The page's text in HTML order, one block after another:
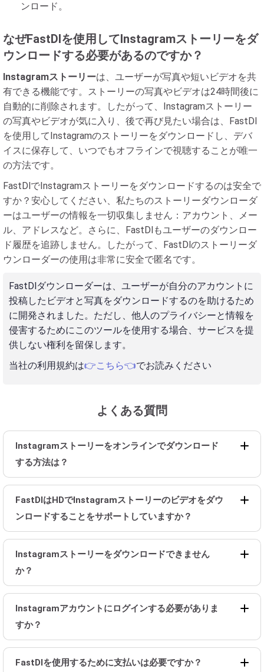
ンロード。
なぜFastDlを使用してInstagramストーリーをダ
ウンロードする必要があるのですか？
Instagramストーリーは、ユーザーが写真や短いビデオを共
有できる機能です。ストーリーの写真やビデオは24時間後に
自動的に削除されます。したがって、Instagramストーリー
の写真やビデオが気に入り、後で再び見たい場合は、FastDl
を使用してInstagramのストーリーをダウンロードし、デバ
イスに保存して、いつでもオフラインで視聴することが唯一
の方法です。
FastDlでInstagramストーリーをダウンロードするのは安全で
すか？安心してください、私たちのストーリーダウンローダ
ーはユーザーの情報を一切収集しません：アカウント、メー
ル、アドレスなど。さらに、FastDlもユーザーのダウンロー
ド履歴を追跡しません。したがって、FastDlのストーリーダ
ウンローダーの使用は非常に安全で匿名です。
FastDlダウンローダーは、ユーザーが自分のアカウントに
投稿したビデオと写真をダウンロードするのを助けるため
に開発されました。ただし、他人のプライバシーと情報を
侵害するためにこのツールを使用する場合、サービスを提
供しない権利を留保します。
当社の利用規約は👉こちら👈でお読みください
よくある質問
Instagramストーリーをオンラインでダウンロード
する方法は？
FastDlはHDでInstagramストーリーのビデオをダウ
ンロードすることをサポートしていますか？
Instagramストーリーをダウンロードできません
か？
Instagramアカウントにログインする必要がありま
すか？
FastDlを使用するために支払いは必要ですか？